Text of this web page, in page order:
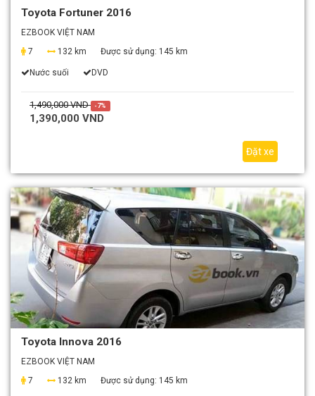
Toyota Fortuner 2016
EZBOOK VIỆT NAM
7
132 km Được sử dụng: 145 km
Nước suối DVD
1,490,000 VND -7%
1,390,000 VND
Đặt xe
Toyota Innova 2016
EZBOOK VIỆT NAM
7
132 km Được sử dụng: 145 km